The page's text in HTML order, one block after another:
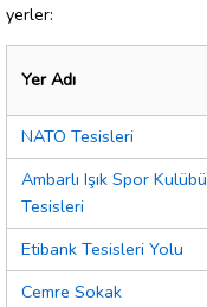
yerler:
Yer Adı
NATO Tesisleri
Ambarlı Işık Spor Kulübü
Tesisleri
Etibank Tesisleri Yolu
Cemre Sokak